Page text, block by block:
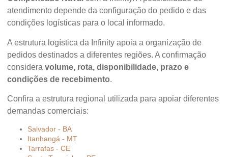
atendimento depende da configuração do pedido e das
condições logísticas para o local informado.
A estrutura logística da Infinity apoia a organização de
pedidos destinados a diferentes regiões. A confirmação
considera volume, rota, disponibilidade, prazo e
condições de recebimento.
Confira a estrutura regional utilizada para apoiar diferentes
demandas comerciais:
Salvador - BA
Itanhangá - MT
Tarrafas - CE